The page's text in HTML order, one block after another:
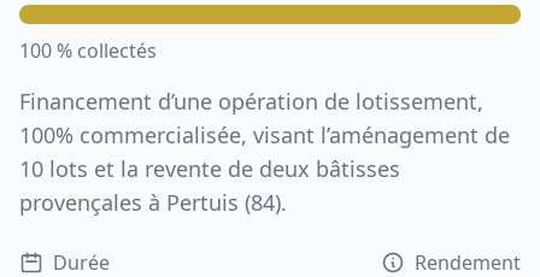
100% collectés
Financement d’une opération de lotissement,
100% commercialisée, visant l’aménagement de
10 lots et la revente de deux bâtisses
provençales à Pertuis (84).
Durée
Rendement